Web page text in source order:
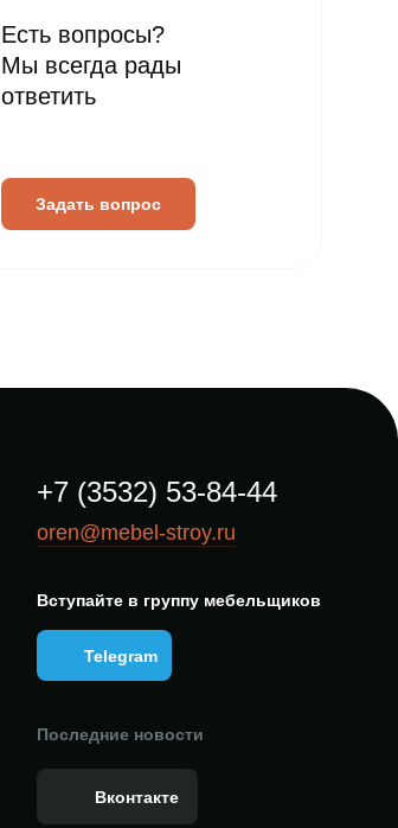
Есть вопросы?
Мы всегда рады
ответить
Задать вопрос
+7 (3532) 53-84-44
oren@mebel-stroy.ru
Вступайте в группу мебельщиков
Telegram
Последние новости
Вконтакте